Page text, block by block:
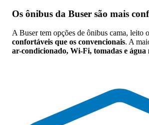
Os ônibus da Buser são mais
A Buser tem opções de ônibus cama, leito
confortáveis que os convencionais. A
ar-condicionado, Wi-Fi, tomadas e água